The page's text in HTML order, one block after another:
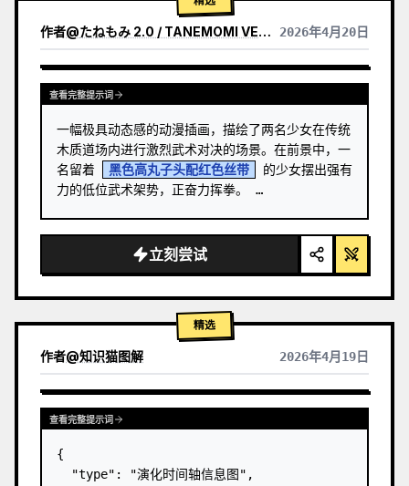
作者@たねもみ 2.0 / TANEMOMI VER2.0 2026年4月20日
查看完整提示词
一幅极具动态感的动漫插画，描绘了两名少女在传统
木质道场内进行激烈武术对决的场景。在前景中，一
名留着
黑色高丸子头配红色丝带
的少女摆出强有
力的低位武术架势，正奋力挥拳。 …
立刻尝试
精选
作者@知识猫图解 2026年4月19日
查看完整提示词
{
  "type": "演化时间轴信息图",